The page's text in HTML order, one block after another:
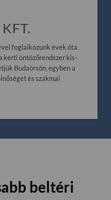
foglalkozunk évek óta.
kerti öntözőrendszer kis-
Budaörsön, egyben a
és szakmai
beltéri